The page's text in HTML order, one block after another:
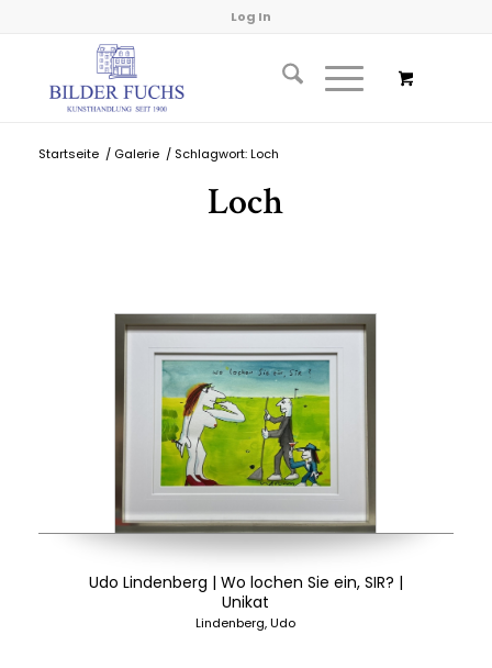
Log In
Startseite / Galerie / Schlagwort: Loch
Loch
Udo Lindenberg | Wo lochen Sie ein, SIR? |
Unikat
Lindenberg, Udo